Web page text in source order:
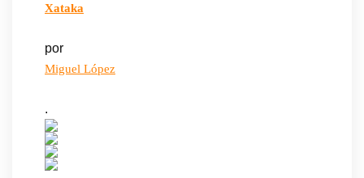
Xataka
por
Miguel López
.